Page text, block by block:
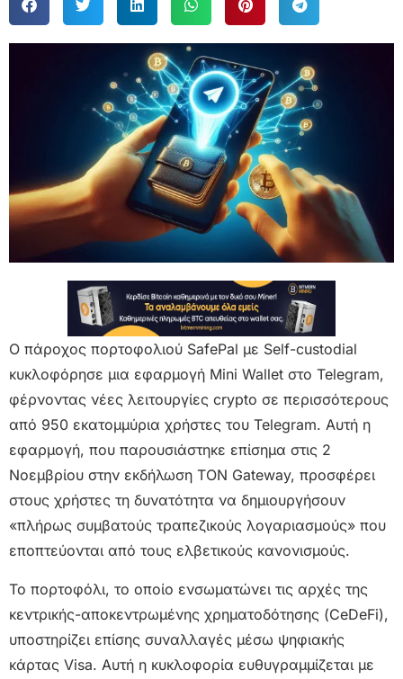
Ο πάροχος πορτοφολιού SafePal με Self-custodial
κυκλοφόρησε μια εφαρμογή Mini Wallet στο Telegram,
φέρνοντας νέες λειτουργίες crypto σε περισσότερους
από 950 εκατομμύρια χρήστες του Telegram. Αυτή η
εφαρμογή, που παρουσιάστηκε επίσημα στις 2
Νοεμβρίου στην εκδήλωση TON Gateway, προσφέρει
στους χρήστες τη δυνατότητα να δημιουργήσουν
«πλήρως συμβατούς τραπεζικούς λογαριασμούς» που
εποπτεύονται από τους ελβετικούς κανονισμούς.
Το πορτοφόλι, το οποίο ενσωματώνει τις αρχές της
κεντρικής-αποκεντρωμένης χρηματοδότησης (CeDeFi),
υποστηρίζει επίσης συναλλαγές μέσω ψηφιακής
κάρτας Visa. Αυτή η κυκλοφορία ευθυγραμμίζεται με